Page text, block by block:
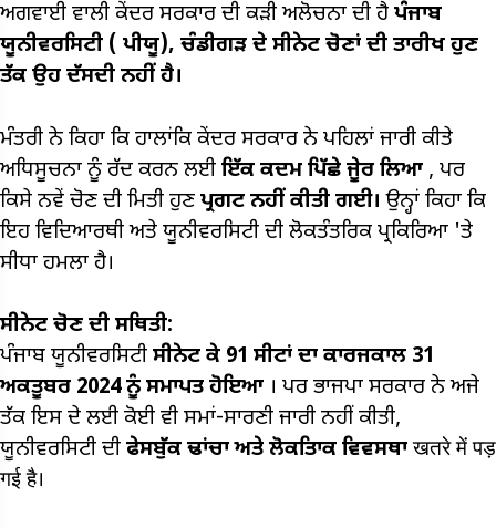
ਅਗਵਾਈ ਵਾਲੀ ਕੇਂਦਰ ਸਰਕਾਰ ਦੀ ਕੜੀ ਅਲੋਚਨਾ ਦੀ ਹੈ ਪੰਜਾਬ
ਯੂਨੀਵਰਸਿਟੀ ( ਪੀਯੂ), ਚੰਡੀਗੜ ਦੇ ਸੀਨੇਟ ਚੋਣਾਂ ਦੀ ਤਾਰੀਖ ਹੁਣ
ਤੱਕ ਉਹ ਦੱਸਦੀ ਨਹੀਂ ਹੈ।
ਮੰਤਰੀ ਨੇ ਕਿਹਾ ਕਿ ਹਾਲਾਂਕਿ ਕੇਂਦਰ ਸਰਕਾਰ ਨੇ ਪਹਿਲਾਂ ਜਾਰੀ ਕੀਤੇ
ਅਧਿਸੂਚਨਾ ਨੂੰ ਰੱਦ ਕਰਨ ਲਈ ਇੱਕ ਕਦਮ ਪਿੱਛੇ ਜੇੂਰ ਲਿਆ , ਪਰ
ਕਿਸੇ ਨਵੇਂ ਚੋਣ ਦੀ ਮਿਤੀ ਹੁਣ ਪ੍ਰਗਟ ਨਹੀਂ ਕੀਤੀ ਗਈ। ਉਨ੍ਹਾਂ ਕਿਹਾ ਕਿ
ਇਹ ਵਿਦਿਆਰਥੀ ਅਤੇ ਯੂਨੀਵਰਸਿਟੀ ਦੀ ਲੋਕਤੰਤਰਿਕ ਪ੍ਰਕਿਰਿਆ 'ਤੇ
ਸੀਧਾ ਹਮਲਾ ਹੈ।
ਸੀਨੇਟ ਚੋਣ ਦੀ ਸਥਿਤੀ:
ਪੰਜਾਬ ਯੂਨੀਵਰਸਿਟੀ ਸੀਨੇਟ ਕੇ 91 ਸੀਟਾਂ ਦਾ ਕਾਰਜਕਾਲ 31
ਅਕਤੂਬਰ 2024ਨੂੰ ਸਮਾਪਤ ਹੋਇਆ । ਪਰ ਭਾਜਪਾ ਸਰਕਾਰ ਨੇ ਅਜੇ
ਤੱਕ ਇਸ ਦੇ ਲਈ ਕੋਈ ਵੀ ਸਮਾਂ-ਸਾਰਣੀ ਜਾਰੀ ਨਹੀਂ ਕੀਤੀ,
ਯੂਨੀਵਰਸਿਟੀ ਦੀ ਫੇਸਬੁੱਕ ਢਾਂਚਾ ਅਤੇ ਲੋਕਤਾਿਕ ਵਿਵਸਥਾखतरे में पड़
गई है।